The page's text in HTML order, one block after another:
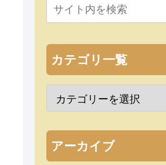
カテゴリ一覧
アーカイブ